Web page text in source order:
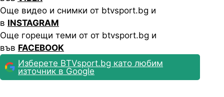
Още видео и снимки от btvsport.bg и
в INSTAGRAM
Още горещи теми от от btvsport.bg и
във FACEBOOK
Изберете BTVsport.bg като любим
източник в Google